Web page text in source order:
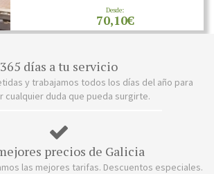
Desde:
70,10€
365 días a tu servicio
y trabajamos todos los días del año para
cualquier duda que pueda surgirte.
precios de Galicia
las mejores tarifas. Descuentos especiales.